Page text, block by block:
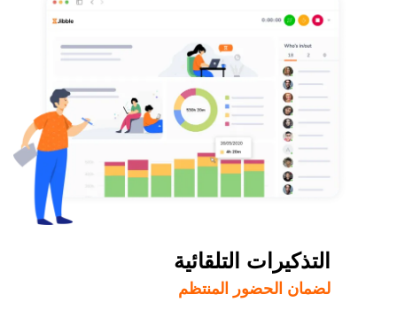
التذكيرات التلقائية
لضمان الحضور المنتظم